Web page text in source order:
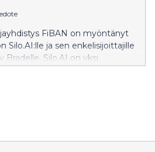
FiBAN on myöntänyt
Silo.AI:lle ja sen enkelisijoittajille
Bradelle. Silo.AI on yksi